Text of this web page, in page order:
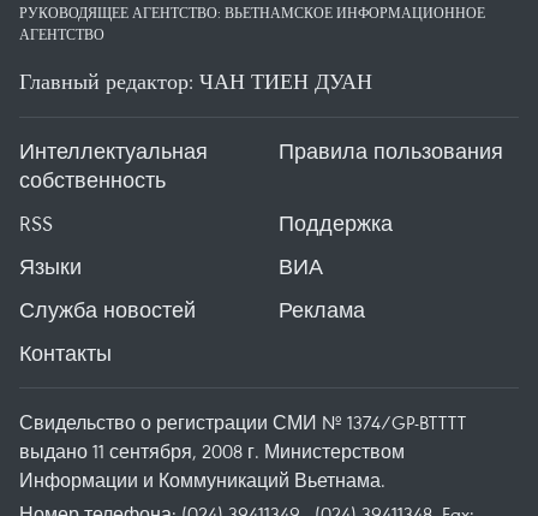
РУКОВОДЯЩЕЕ АГЕНТСТВО: ВЬЕТНАМСКОЕ ИНФОРМАЦИОННОЕ
АГЕНТСТВО
Главный редактор: ЧАН ТИЕН ДУАН
Интеллектуальная
собственность
Правила пользования
RSS
Поддержка
Языки
ВИА
Служба новостей
Реклама
Контакты
Свидельство о регистрации СМИ № 1374/GP-BTTTT
выдано 11 сентября, 2008 г. Министерством
Информации и Коммуникаций Вьетнама.